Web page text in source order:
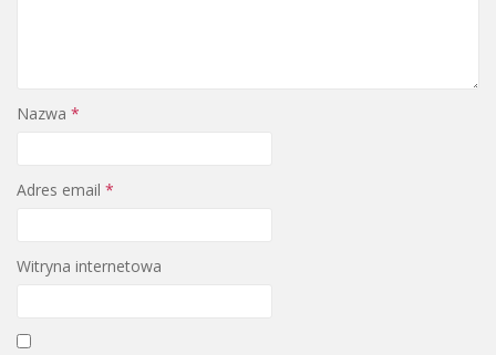
Nazwa *
Adres email *
Witryna internetowa